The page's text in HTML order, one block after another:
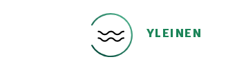
YLEINEN